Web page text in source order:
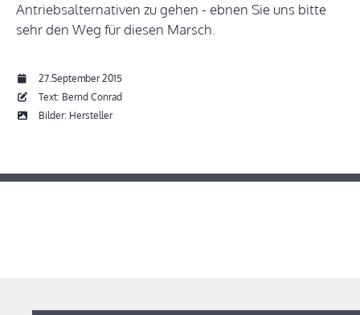
Antriebsalternativen zu gehen - ebnen Sie uns bitte
sehr den Weg für diesen Marsch.
27.September 2015
Text: Bernd Conrad
Bilder: Hersteller